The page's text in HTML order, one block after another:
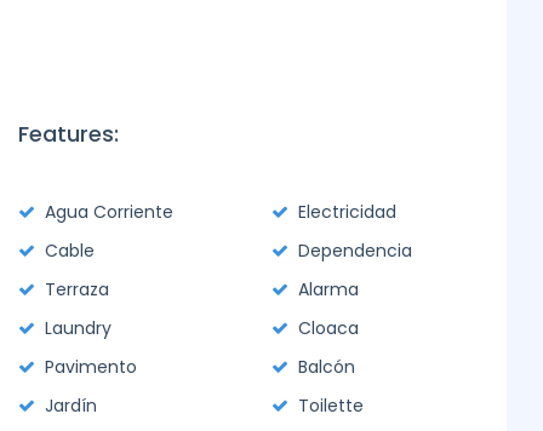
Features:
Agua Corriente
Electricidad
Cable
Dependencia
Terraza
Alarma
Laundry
Cloaca
Pavimento
Balcón
Jardín
Toilette